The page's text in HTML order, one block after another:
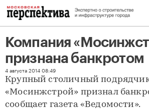
Компания
признана банкротом
4 августа 2014 08:49
Компания «Мосинжстрой» признана
Крупный столичный
«Мосинжстрой» признал
сообщает газета «Ведомости».